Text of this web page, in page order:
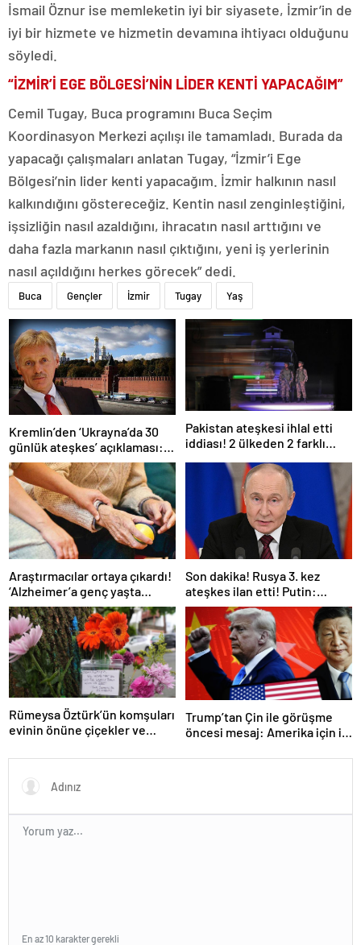
İsmail Öznur ise memleketin iyi bir siyasete, İzmir’in de
iyi bir hizmete ve hizmetin devamına ihtiyacı olduğunu
söyledi.
“İZMİR’İ EGE BÖLGESİ’NİN LİDER KENTİ YAPACAĞIM”
Cemil Tugay, Buca programını Buca Seçim
Koordinasyon Merkezi açılışı ile tamamladı. Burada da
yapacağı çalışmaları anlatan Tugay, “İzmir’i Ege
Bölgesi’nin lider kenti yapacağım. İzmir halkının nasıl
kalkındığını göstereceğiz. Kentin nasıl zenginleştiğini,
işsizliğin nasıl azaldığını, ihracatın nasıl arttığını ve
daha fazla markanın nasıl çıktığını, yeni iş yerlerinin
nasıl açıldığını herkes görecek” dedi.
Buca Gençler İzmir Tugay Yaş
Kremlin’den ‘Ukrayna’da 30
günlük ateşkes’ açıklaması:
Bunu iyice düşünmeliyiz
Pakistan ateşkesi ihlal etti
iddiası! 2 ülkeden 2 farklı
Araştırmacılar ortaya çıkardı!
‘Alzheimer’a genç yaşta
yakalanabilirsiniz’
Son dakika! Rusya 3. kez
ateşkes ilan etti! Putin:
Erdoğan ile görüşme
gerçekleştireceğiz
Rümeysa Öztürk’ün komşuları
evinin önüne çiçekler ve
Trump’tan Çin ile görüşme
öncesi mesaj: Amerika için iyi
En az 10 karakter gerekli